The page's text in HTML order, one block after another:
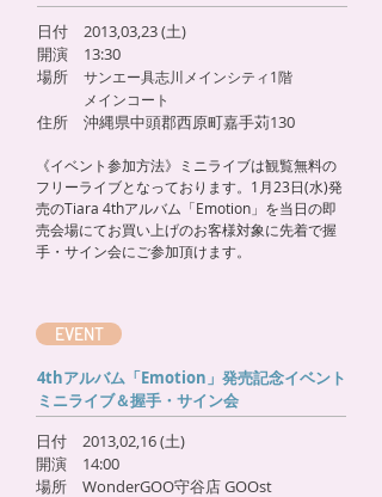
日付 2013,03,23 (土)
開演 13:30
場所 サンエー具志川メインシティ1階
メインコート
住所 沖縄県中頭郡西原町嘉手苅130
《イベント参加方法》ミニライブは観覧無料の
フリーライブとなっております。1月23日(水)発
売のTiara 4thアルバム「Emotion」を当日の即
売会場にてお買い上げのお客様対象に先着で握
手・サイン会にご参加頂けます。
EVENT
4thアルバム「Emotion」発売記念イベント
ミニライブ＆握手・サイン会
日付 2013,02,16 (土)
開演 14:00
場所 WonderGOO守谷店 GOOst